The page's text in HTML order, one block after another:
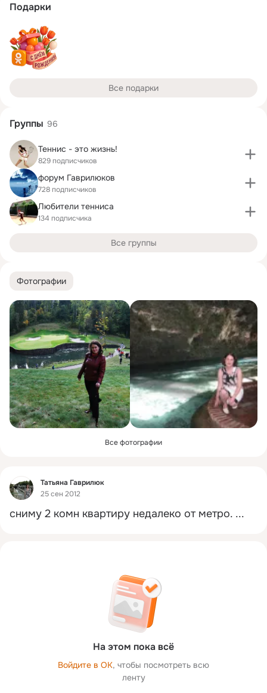
Фотографии
Все фотографии
Фид
Татьяна Гаврилюк
25 сен 2012
сниму 2 комн квартиру недалеко от метро. ...
На этом пока всё
Войдите в ОК, чтобы посмотреть всю
ленту
Подарки
Все подарки
Группы 96
Теннис - это жизнь!
829 подписчиков
форум Гаврилюков
728 подписчиков
Любители тенниса
134 подписчика
Все группы